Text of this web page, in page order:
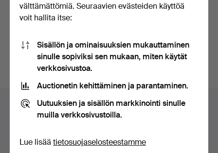
tai kirjaudu Facebookiin täällä
Apua ja yhteystiedot
Ota yhteyttä tekniseen tukeen
Maksuvaihtoehdot
välttämättömiä. Seuraavien evästeiden käyttöä
voit hallita itse:
Sisällön ja ominaisuuksien mukauttaminen
sinulle sopiviksi sen mukaan, miten käytät
verkkosivustoa.
Auctionetin kehittäminen ja parantaminen.
Uutuuksien ja sisällön markkinointi sinulle
muilla verkkosivustoilla.
Lue lisää tietosuojaselosteestamme